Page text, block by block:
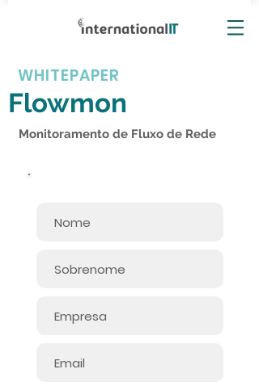
WHITEPAPER
Flowmon
Monitoramento de Fluxo de Rede